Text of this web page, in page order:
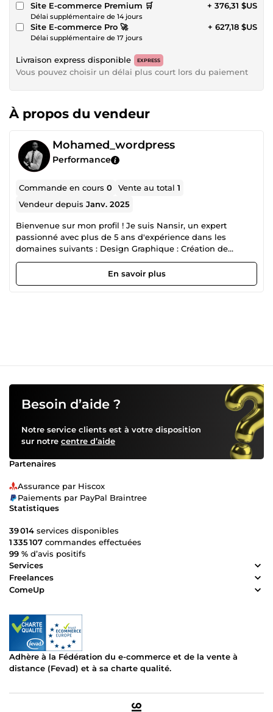
Site E-commerce Premium 🛒
Délai supplémentaire de 14 jours
+ 376,31 $US
Site E-commerce Pro 🚀
Délai supplémentaire de 17 jours
+ 627,18 $US
Livraison express disponible EXPRESS
Vous pouvez choisir un délai plus court lors du paiement
À propos du vendeur
Mohamed_wordpress
Performance
Commande en cours0 Vente au total1
Vendeur depuisJanv. 2025
Bienvenue sur mon profil ! Je suis Nansir, un expert
passionné avec plus de 5 ans d'expérience dans les
domaines suivants : Design Graphique : Création de
visuels uniques et percutants pour sublimer vos marques
et supports de communication. Design UX : Conception
d'interfaces utilisateur modernes et intuitives pour une
une approche centrée sur la satisfaction client et des
résultats tangibles, je m'engage à transformer vos idées
en succès numériques. Travailler avec moi, c'est choisir un
partenaire fiable et à l'écoute, capable de répondre à vos
attentes les plus exigeantes. 👉 Contactez-moi dès
aujourd'hui pour discuter de votre projet. Ensemble,
En savoir plus
Besoin d’aide ?
Notre service clients est à votre disposition
sur notre centre d’aide
Partenaires
Assurance par Hiscox
Paiements par PayPal Braintree
Statistiques
39 014 services disponibles
1 335 107 commandes effectuées
99 % d’avis positifs
Services
Freelances
ComeUp
Adhère à la Fédération du e-commerce et de la vente à
distance (Fevad) et à sa charte qualité.